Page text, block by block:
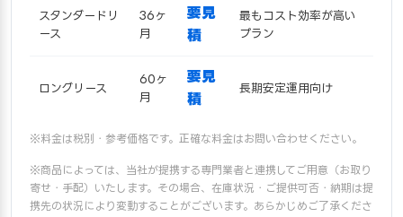
スタンダードリ
ース
36ヶ
月
要見
積
最もコスト効率が高い
プラン
ロングリース
60ヶ
月
要見
積
長期安定運用向け
※料金は税別・参考価格です。正確な料金はお問い合わせください。
※商品によっては、当社が提携する専門業者と連携してご用意（お取り
寄せ・手配）いたします。その場合、在庫状況・ご提供可否・納期は提
携先の状況により変動することがございます。あらかじめご了承くださ